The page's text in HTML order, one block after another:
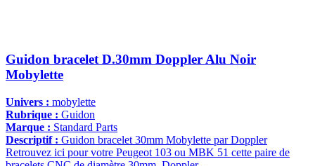
Guidon bracelet D.30mm Doppler Alu Noir
Mobylette
Univers : mobylette
Rubrique : Guidon
Marque : Standard Parts
Descriptif : Guidon bracelet 30mm Mobylette par Doppler
Retrouvez ici pour votre Peugeot 103 ou MBK 51 cette paire de